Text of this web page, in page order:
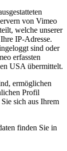
von Vimeo
welche unserer
IP-Adresse.
sind oder
erfassten
USA übermittelt.
ermöglichen
Profil
sich aus Ihrem
finden Sie in